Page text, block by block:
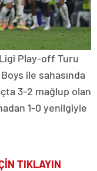
Play-off Turu
ile sahasında
3-2 mağlup olan
1-0 yenilgiyle
TIKLAYIN